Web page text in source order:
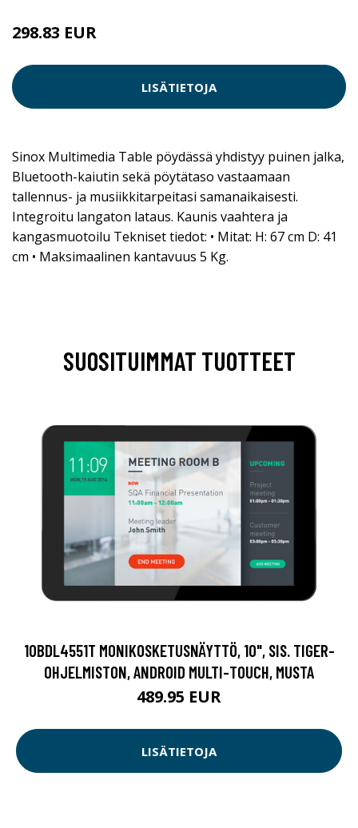
298.83 EUR
LISÄTIETOJA
Sinox Multimedia Table pöydässä yhdistyy puinen jalka,
Bluetooth-kaiutin sekä pöytätaso vastaamaan
tallennus- ja musiikkitarpeitasi samanaikaisesti.
Integroitu langaton lataus. Kaunis vaahtera ja
kangasmuotoilu Tekniset tiedot: • Mitat: H: 67 cm D: 41
cm • Maksimaalinen kantavuus 5 Kg.
SUOSITUIMMAT TUOTTEET
10BDL4551T MONIKOSKETUSNÄYTTÖ, 10", SIS. TIGER-
OHJELMISTON, ANDROID MULTI-TOUCH, MUSTA
489.95 EUR
LISÄTIETOJA